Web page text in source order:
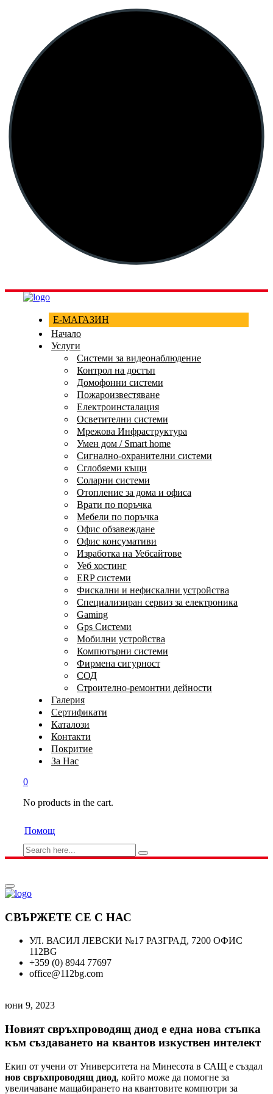
Е-МАГАЗИН
Начало
Услуги
Системи за видеонаблюдение
Контрол на достъп
Домофонни системи
Пожароизвестяване
Електроинсталация
Осветителни системи
Мрежова Инфраструктура
Умен дом / Smart home
Сигнално-охранителни системи
Сглобяеми къщи
Соларни системи
Отопление за дома и офиса
Врати по поръчка
Мебели по поръчка
Офис обзавеждане
Офис консумативи
Изработка на Уебсайтове
Уеб хостинг
ERP системи
Фискални и нефискални устройства
Специализиран сервиз за електроника
Gaming
Gps Системи
Мобилни устройства
Компютърни системи
Фирмена сигурност
СОД
Строително-ремонтни дейности
Галерия
Сертификати
Каталози
Контакти
Покритие
За Нас
0
No products in the cart.
Помощ
СВЪРЖЕТЕ СЕ С НАС
УЛ. ВАСИЛ ЛЕВСКИ №17 РАЗГРАД, 7200 ОФИС
112BG
+359 (0) 8944 77697
office@112bg.com
юни 9, 2023
Новият свръхпроводящ диод е една нова стъпка
към създаването на квантов изкуствен интелект
Екип от учени от Университета на Минесота в САЩ е създал
нов свръхпроводящ диод, който може да помогне за
увеличаване мащабирането на квантовите компютри за